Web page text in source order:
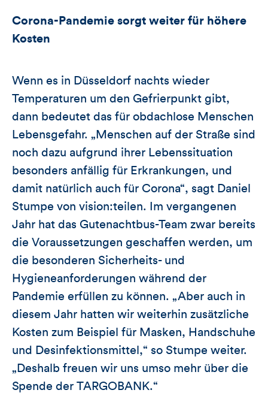
Corona-Pandemie sorgt weiter für höhere
Kosten
Wenn es in Düsseldorf nachts wieder
Temperaturen um den Gefrierpunkt gibt,
dann bedeutet das für obdachlose Menschen
Lebensgefahr. „Menschen auf der Straße sind
noch dazu aufgrund ihrer Lebenssituation
besonders anfällig für Erkrankungen, und
damit natürlich auch für Corona“, sagt Daniel
Stumpe von vision:teilen. Im vergangenen
Jahr hat das Gutenachtbus-Team zwar bereits
die Voraussetzungen geschaffen werden, um
die besonderen Sicherheits- und
Hygieneanforderungen während der
Pandemie erfüllen zu können. „Aber auch in
diesem Jahr hatten wir weiterhin zusätzliche
Kosten zum Beispiel für Masken, Handschuhe
und Desinfektionsmittel,“ so Stumpe weiter.
„Deshalb freuen wir uns umso mehr über die
Spende der TARGOBANK.“